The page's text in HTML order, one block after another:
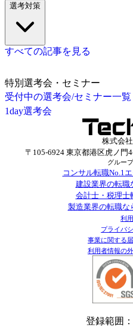
選考対策
すべての記事を見る
特別選考会・セミナー
受付中の選考会/セミナー一覧
1day選考会
株式会
〒105-6924 東京都港区虎ノ門
グルー
コンサル転職No.1
建設業界の転職
会計士・税理士
製造業界の転職な
利
プライバ
事業に関する
利用者情報の
登録範囲